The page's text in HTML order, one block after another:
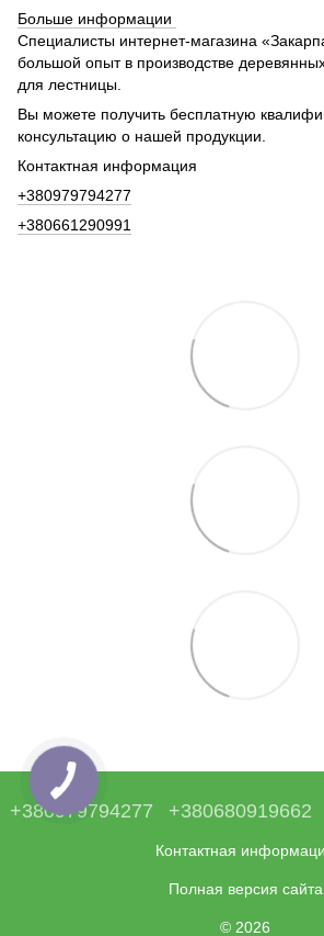
Больше информации
Специалисты интернет-магазина
большой опыт в производстве
для лестницы.
Вы можете получить бесплатную
консультацию о нашей продукции.
Контактная информация
+380979794277
+380661290991
+380979794277 +380680919662
Контактная
Полная версия сайта
© 2026